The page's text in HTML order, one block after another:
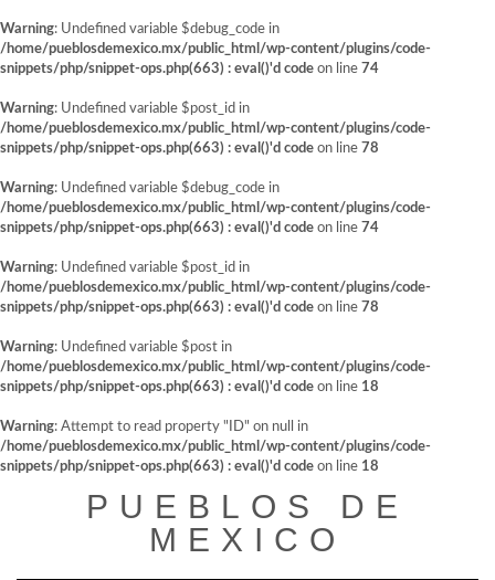
Warning: Undefined variable $debug_code in
/home/pueblosdemexico.mx/public_html/wp-content/plugins/code-
snippets/php/snippet-ops.php(663) : eval()'d code on line 74
Warning: Undefined variable $post_id in
/home/pueblosdemexico.mx/public_html/wp-content/plugins/code-
snippets/php/snippet-ops.php(663) : eval()'d code on line 78
Warning: Undefined variable $debug_code in
/home/pueblosdemexico.mx/public_html/wp-content/plugins/code-
snippets/php/snippet-ops.php(663) : eval()'d code on line 74
Warning: Undefined variable $post_id in
/home/pueblosdemexico.mx/public_html/wp-content/plugins/code-
snippets/php/snippet-ops.php(663) : eval()'d code on line 78
Warning: Undefined variable $post in
/home/pueblosdemexico.mx/public_html/wp-content/plugins/code-
snippets/php/snippet-ops.php(663) : eval()'d code on line 18
Warning: Attempt to read property "ID" on null in
/home/pueblosdemexico.mx/public_html/wp-content/plugins/code-
snippets/php/snippet-ops.php(663) : eval()'d code on line 18
PUEBLOS DE
MEXICO